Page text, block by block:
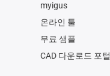
myigus
온라인 툴
무료 샘플
CAD 다운로드 포털